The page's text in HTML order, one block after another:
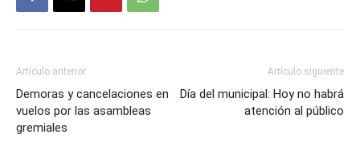
Artículo anterior
Demoras y cancelaciones en
vuelos por las asambleas
gremiales
Artículo siguiente
Día del municipal: Hoy no habrá
atención al público